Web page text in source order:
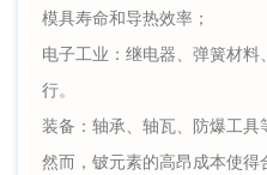
模具寿命和导热效率；
电子工业：继电器、弹簧材
行。
装备：轴承、轴瓦、防爆工具
然而，铍元素的高昂成本使得